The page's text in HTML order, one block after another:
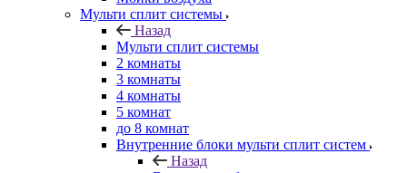
Мульти сплит системы
Назад
Мульти сплит системы
2 комнаты
3 комнаты
4 комнаты
5 комнат
до 8 комнат
Внутренние блоки мульти сплит систем
Назад